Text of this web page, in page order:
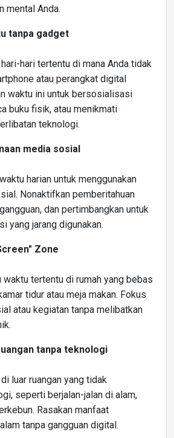
mental Anda.
tanpa gadget
hari tertentu di mana Anda tidak
atau perangkat digital
waktu ini untuk bersosialisasi
buku fisik, atau menikmati
teknologi.
media sosial
harian untuk menggunakan
Nonaktifkan pemberitahuan
dan pertimbangkan untuk
yang jarang digunakan.
Zone
waktu tertentu di rumah yang bebas
tidur atau meja makan. Fokus
atau kegiatan tanpa melibatkan
tanpa teknologi
luar ruangan yang tidak
seperti berjalan-jalan di alam,
Rasakan manfaat
tanpa gangguan digital.